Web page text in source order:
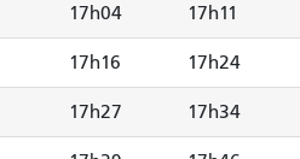
17h04 17h11
17h16 17h24
17h27 17h34